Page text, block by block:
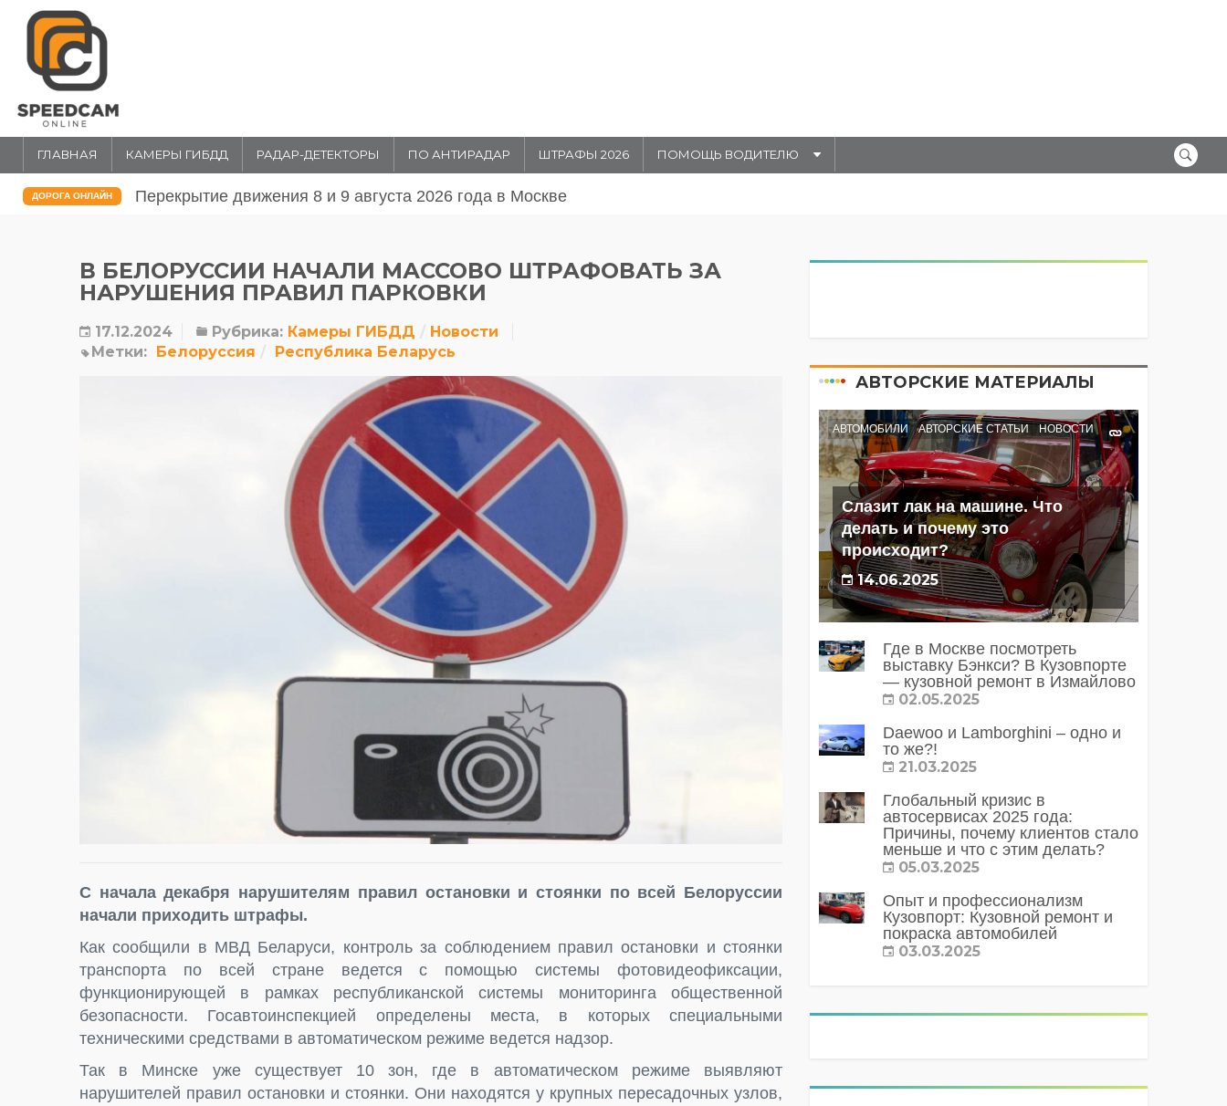
ГЛАВНАЯ КАМЕРЫ ГИБДД РАДАР-ДЕТЕКТОРЫ ПО АНТИРАДАР ШТРАФЫ 2026 ПОМОЩЬ ВОДИТЕЛЮ
ДОРОГА ОНЛАЙН Перекрытие движения 31 июля и 1 августа 20026 года в Москве
В БЕЛОРУССИИ НАЧАЛИ МАССОВО ШТРАФОВАТЬ ЗА
НАРУШЕНИЯ ПРАВИЛ ПАРКОВКИ
17.12.2024 Рубрика: Камеры ГИБДД
Новости
Метки: Белоруссия Республика Беларусь
С начала декабря нарушителям правил остановки и стоянки по всей Белоруссии
начали приходить штрафы.
Как сообщили в МВД Беларуси, контроль за соблюдением правил остановки и стоянки
транспорта по всей стране ведется с помощью системы фотовидеофиксации,
функционирующей в рамках республиканской системы мониторинга общественной
безопасности. Госавтоинспекцией определены места, в которых специальными
техническими средствами в автоматическом режиме ведется надзор.
Так в Минске уже существует 10 зон, где в автоматическом режиме выявляют
нарушителей правил остановки и стоянки. Они находятся у крупных пересадочных узлов,
АВТОРСКИЕ МАТЕРИАЛЫ
АВТОМОБИЛИ АВТОРСКИЕ СТАТЬИ НОВОСТИ
Слазит лак на машине. Что
делать и почему это
происходит?
14.06.2025
Где в Москве посмотреть
выставку Бэнкси? В Кузовпорте
— кузовной ремонт в Измайлово
02.05.2025
Daewoo и Lamborghini – одно и
то же?!
21.03.2025
Глобальный кризис в
автосервисах 2025 года:
Причины, почему клиентов стало
меньше и что с этим делать?
05.03.2025
Опыт и профессионализм
Кузовпорт: Кузовной ремонт и
покраска автомобилей
03.03.2025